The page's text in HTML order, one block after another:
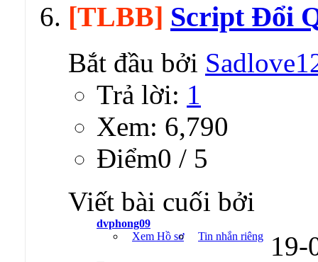
[TLBB] Script Đổi
Bắt đầu bởi
Trả lời: 1
Xem: 6,790
Ðiểm0 / 5
Viết bài cuối bởi
dvphong09
Xem Hồ sơ
Tin nhắn riêng